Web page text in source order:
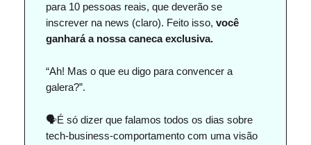
para 10 pessoas reais, que deverão se
inscrever na news (claro). Feito isso, você
ganhará a nossa caneca exclusiva.
“Ah! Mas o que eu digo para convencer a
galera?”.
🗣️É só dizer que falamos todos os dias sobre
tech-business-comportamento com uma visão